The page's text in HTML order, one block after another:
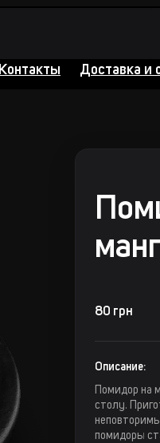
Контакты Доставка и
80 грн
Описание:
Помидор на
столу.
помидоры